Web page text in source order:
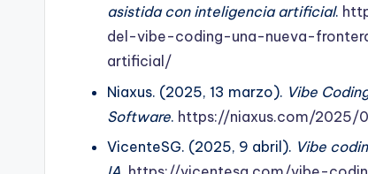
asistida con inteligencia artificial.
del-vibe-coding-una-nueva-
artificial/
Niaxus. (2025, 13 marzo). Vibe
Software. https://niaxus.com/
VicenteSG. (2025, 9 abril). Vibe